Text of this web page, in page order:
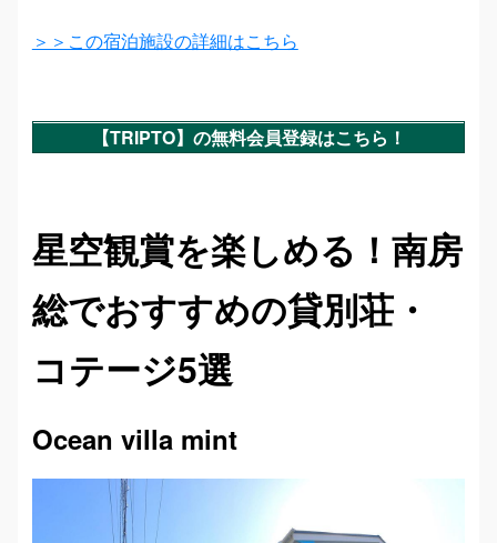
＞＞この宿泊施設の詳細はこちら
【TRIPTO】の無料会員登録はこちら！
星空観賞を楽しめる！南房
総でおすすめの貸別荘・
コテージ5選
Ocean villa mint